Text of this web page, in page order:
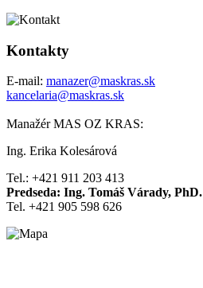
Kontakty
E-mail: manazer@maskras.sk
kancelaria@maskras.sk
Manažér MAS OZ KRAS:
Ing. Erika Kolesárová
Tel.: +421 911 203 413
Predseda: Ing. Tomáš Várady, PhD.
Tel. +421 905 598 626